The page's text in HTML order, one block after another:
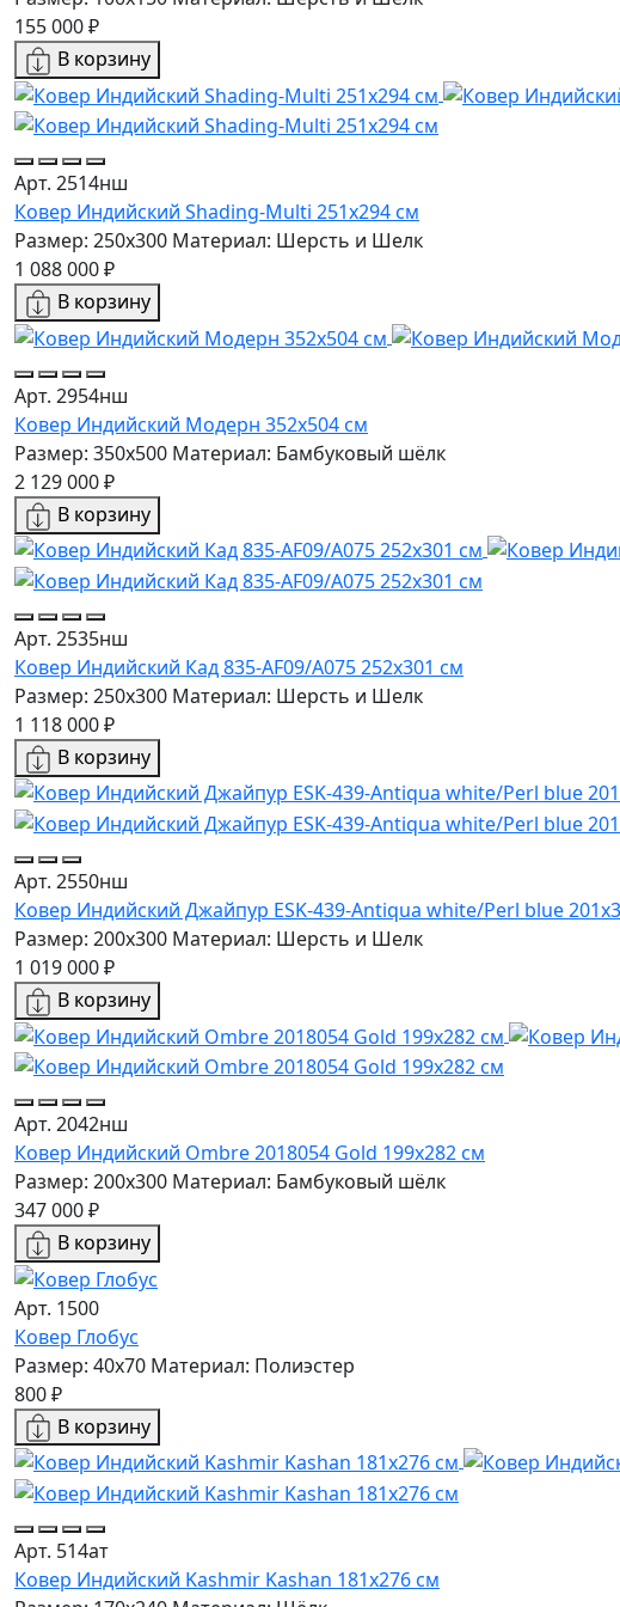
155 000 ₽
В корзину
Арт. 2514нш
Ковер Индийский Shading-Multi 251x294 см
Размер: 250x300 Материал: Шерсть и Шелк
1 088 000 ₽
В корзину
Арт. 2954нш
Ковер Индийский Модерн 352x504 см
Размер: 350x500 Материал: Бамбуковый шёлк
2 129 000 ₽
В корзину
Арт. 2535нш
Ковер Индийский Кад 835-AF09/A075 252x301 см
Размер: 250x300 Материал: Шерсть и Шелк
1 118 000 ₽
В корзину
Арт. 2550нш
Ковер Индийский Джайпур ESK-439-Antiqua white/Perl blue
Размер: 200x300 Материал: Шерсть и Шелк
1 019 000 ₽
В корзину
Арт. 2042нш
Ковер Индийский Ombre 2018054 Gold 199x282 см
Размер: 200x300 Материал: Бамбуковый шёлк
347 000 ₽
В корзину
Арт. 1500
Ковер Глобус
Размер: 40х70 Материал: Полиэстер
800 ₽
В корзину
Арт. 514ат
Ковер Индийский Kashmir Kashan 181x276 см